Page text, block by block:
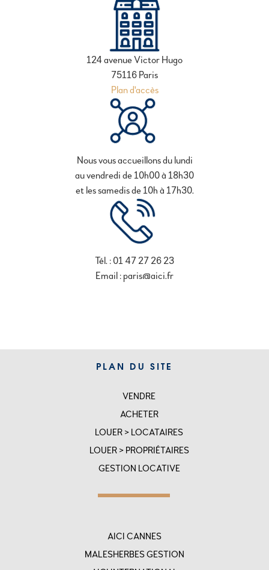
124 avenue Victor Hugo
75116 Paris
Plan d'accès
Nous vous accueillons du lundi
au vendredi de 10h00 à 18h30
et les samedis de 10h à 17h30.
Tél. : 01 47 27 26 23
Email : paris@aici.fr
PLAN DU SITE
VENDRE
ACHETER
LOUER > LOCATAIRES
LOUER > PROPRIÉTAIRES
GESTION LOCATIVE
AICI CANNES
MALESHERBES GESTION